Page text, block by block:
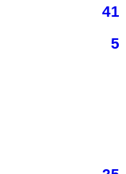
41
5